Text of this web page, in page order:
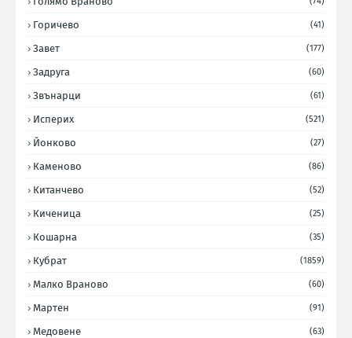
Горичево (41)
Завет (177)
Задруга (60)
Звънарци (61)
Исперих (521)
Йонково (27)
Каменово (86)
Китанчево (52)
Киченица (25)
Кошарна (35)
Кубрат (1859)
Малко Враново (60)
Мартен (91)
Медовене (63)